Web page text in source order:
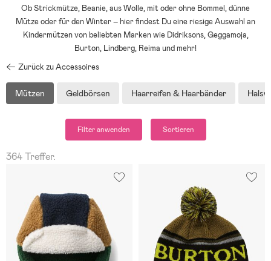
Ob Strickmütze, Beanie, aus Wolle, mit oder ohne Bommel, dünne
Mütze oder für den Winter – hier findest Du eine riesige Auswahl an
Kindermützen von beliebten Marken wie Didriksons, Geggamoja,
Burton, Lindberg, Reima und mehr!
Zurück zu Accessoires
Mützen Geldbörsen Haarreifen & Haarbänder
Filter anwenden Sortieren
364 Treffer.